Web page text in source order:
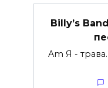
Billy’s
Am Я -